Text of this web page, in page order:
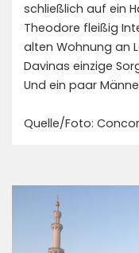
schließlich auf ein
Theodore fleißig
alten Wohnung an
Davinas einzige
Und ein paar
Quelle/Foto: